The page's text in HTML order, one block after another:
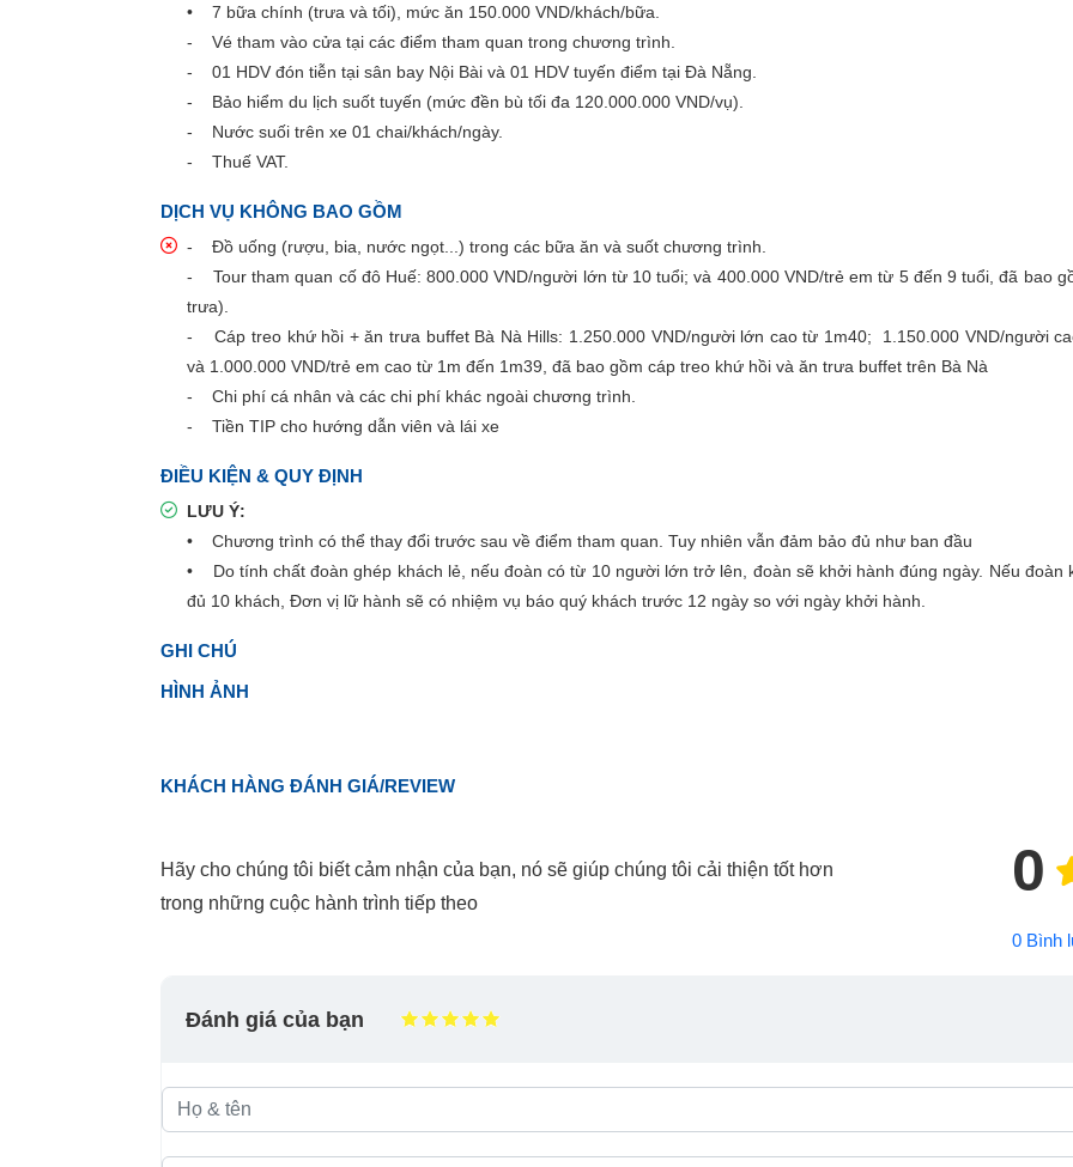
• 7 bữa chính (trưa và tối), mức ăn 150.000 VND/khách/bữa.
- Vé tham vào cửa tại các điểm tham quan trong chương trình.
- 01 HDV đón tiễn tại sân bay Nội Bài và 01 HDV tuyến điểm tại Đà Nẵng.
- Bảo hiểm du lịch suốt tuyến (mức đền bù tối đa 120.000.000 VND/vụ).
- Nước suối trên xe 01 chai/khách/ngày.
- Thuế VAT.
DỊCH VỤ KHÔNG BAO GỒM
- Đồ uống (rượu, bia, nước ngọt...) trong các bữa ăn và suốt chương trình.
- Tour tham quan cố đô Huế: 800.000 VND/người lớn từ 10 tuổi; và 400.000 VND/trẻ em từ 5 đến 9 tuổi, đã bao
trưa).
- Cáp treo khứ hồi + ăn trưa buffet Bà Nà Hills: 1.250.000 VND/người lớn cao từ 1m40; 1.150.000 VND/người
và 1.000.000 VND/trẻ em cao từ 1m đến 1m39, đã bao gồm cáp treo khứ hồi và ăn trưa buffet trên Bà Nà
- Chi phí cá nhân và các chi phí khác ngoài chương trình.
- Tiền TIP cho hướng dẫn viên và lái xe
ĐIỀU KIỆN & QUY ĐỊNH
LƯU Ý:
• Chương trình có thể thay đổi trước sau về điểm tham quan. Tuy nhiên vẫn đảm bảo đủ như ban đầu
• Do tính chất đoàn ghép khách lẻ, nếu đoàn có từ 10 người lớn trở lên, đoàn sẽ khởi hành đúng ngày. Nếu đoàn
đủ 10 khách, Đơn vị lữ hành sẽ có nhiệm vụ báo quý khách trước 12 ngày so với ngày khởi hành.
GHI CHÚ
HÌNH ẢNH
KHÁCH HÀNG ĐÁNH GIÁ/REVIEW
Hãy cho chúng tôi biết cảm nhận của bạn, nó sẽ giúp chúng tôi cải thiện tốt hơn
trong những cuộc hành trình tiếp theo
0
0 Bình
Đánh giá của bạn